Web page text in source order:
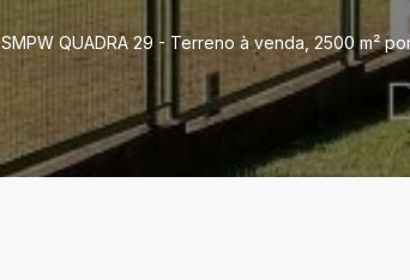
SMPW QUADRA 29 - Terreno à venda, 2500 m²